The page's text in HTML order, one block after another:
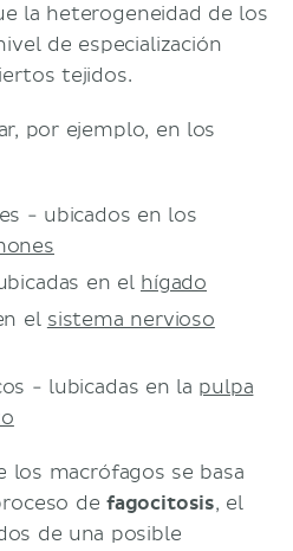
la heterogeneidad de los
de especialización
tejidos.
por ejemplo, en los
- ubicados en los
en el hígado
el sistema nervioso
- lubicadas en la pulpa
los macrófagos se basa
de fagocitosis, el
de una posible